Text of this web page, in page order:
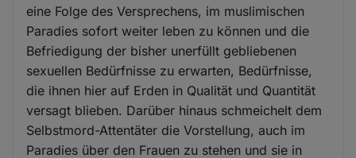
eine Folge des Versprechens, im muslimischen
Paradies sofort weiter leben zu können und die
Befriedigung der bisher unerfüllt gebliebenen
sexuellen Bedürfnisse zu erwarten, Bedürfnisse,
die ihnen hier auf Erden in Qualität und Quantität
versagt blieben. Darüber hinaus schmeichelt dem
Selbstmord-Attentäter die Vorstellung, auch im
Paradies über den Frauen zu stehen und sie in